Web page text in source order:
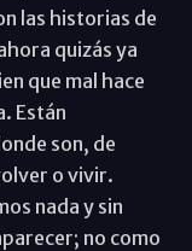
las historias de
quizás ya
que mal hace
Están
son, de
o vivir.
nada y sin
no como